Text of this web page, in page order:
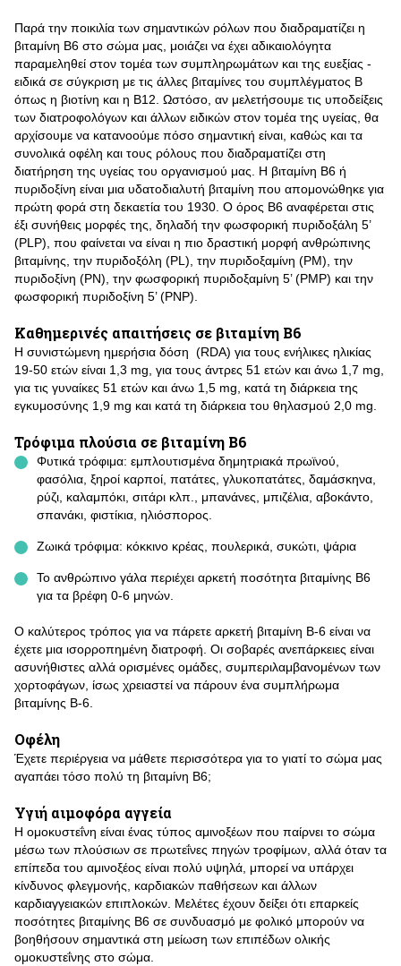
Παρά την ποικιλία των σημαντικών ρόλων που διαδραματίζει η
βιταμίνη Β6 στο σώμα μας, μοιάζει να έχει αδικαιολόγητα
παραμεληθεί στον τομέα των συμπληρωμάτων και της ευεξίας -
ειδικά σε σύγκριση με τις άλλες βιταμίνες του συμπλέγματος Β
όπως η βιοτίνη και η Β12. Ωστόσο, αν μελετήσουμε τις υποδείξεις
των διατροφολόγων και άλλων ειδικών στον τομέα της υγείας, θα
αρχίσουμε να κατανοούμε πόσο σημαντική είναι, καθώς και τα
συνολικά οφέλη και τους ρόλους που διαδραματίζει στη
διατήρηση της υγείας του οργανισμού μας. Η βιταμίνη B6 ή
πυριδοξίνη είναι μια υδατοδιαλυτή βιταμίνη που απομονώθηκε για
πρώτη φορά στη δεκαετία του 1930. Ο όρος Β6 αναφέρεται στις
έξι συνήθεις μορφές της, δηλαδή την φωσφορική πυριδοξάλη 5’
(PLP), που φαίνεται να είναι η πιο δραστική μορφή ανθρώπινης
βιταμίνης, την πυριδοξόλη (PL), την πυριδοξαμίνη (ΡΜ), την
πυριδοξίνη (ΡΝ), την φωσφορική πυριδοξαμίνη 5’ (ΡΜΡ) και την
φωσφορική πυριδοξίνη 5’ (ΡΝΡ).
Καθημερινές απαιτήσεις σε βιταμίνη Β6
Η συνιστώμενη ημερήσια δόση (RDA) για τους ενήλικες ηλικίας
19-50 ετών είναι 1,3 mg, για τους άντρες 51 ετών και άνω 1,7 mg,
για τις γυναίκες 51 ετών και άνω 1,5 mg, κατά τη διάρκεια της
εγκυμοσύνης 1,9 mg και κατά τη διάρκεια του θηλασμού 2,0 mg.
Τρόφιμα πλούσια σε βιταμίνη Β6
Φυτικά τρόφιμα: εμπλουτισμένα δημητριακά πρωϊνού,
φασόλια, ξηροί καρποί, πατάτες, γλυκοπατάτες, δαμάσκηνα,
ρύζι, καλαμπόκι, σιτάρι κλπ., μπανάνες, μπιζέλια, αβοκάντο,
σπανάκι, φιστίκια, ηλιόσπορος.
Ζωικά τρόφιμα: κόκκινο κρέας, πουλερικά, συκώτι, ψάρια
Το ανθρώπινο γάλα περιέχει αρκετή ποσότητα βιταμίνης Β6
για τα βρέφη 0-6 μηνών.
Ο καλύτερος τρόπος για να πάρετε αρκετή βιταμίνη Β-6 είναι να
έχετε μια ισορροπημένη διατροφή. Οι σοβαρές ανεπάρκειες είναι
ασυνήθιστες αλλά ορισμένες ομάδες, συμπεριλαμβανομένων των
χορτοφάγων, ίσως χρειαστεί να πάρουν ένα συμπλήρωμα
βιταμίνης Β-6.
Οφέλη
Έχετε περιέργεια να μάθετε περισσότερα για το γιατί το σώμα μας
αγαπάει τόσο πολύ τη βιταμίνη Β6;
Υγιή αιμοφόρα αγγεία
Η ομοκυστεΐνη είναι ένας τύπος αμινοξέων που παίρνει το σώμα
μέσω των πλούσιων σε πρωτεΐνες πηγών τροφίμων, αλλά όταν τα
επίπεδα του αμινοξέος είναι πολύ υψηλά, μπορεί να υπάρχει
κίνδυνος φλεγμονής, καρδιακών παθήσεων και άλλων
καρδιαγγειακών επιπλοκών. Μελέτες έχουν δείξει ότι επαρκείς
ποσότητες βιταμίνης Β6 σε συνδυασμό με φολικό μπορούν να
βοηθήσουν σημαντικά στη μείωση των επιπέδων ολικής
ομοκυστεΐνης στο σώμα.